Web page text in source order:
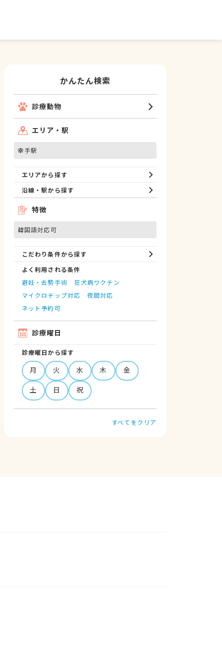
かんたん検索
診療動物
エリア・駅
幸手駅
エリアから探す
沿線・駅から探す
特徴
韓国語対応可
こだわり条件から探す
よく利用される条件
避妊・去勢手術
狂犬病ワクチン
マイクロチップ対応
夜間対応
ネット予約可
診療曜日
診療曜日から探す
月 火 水 木
金
土
日 祝
すべてをクリア